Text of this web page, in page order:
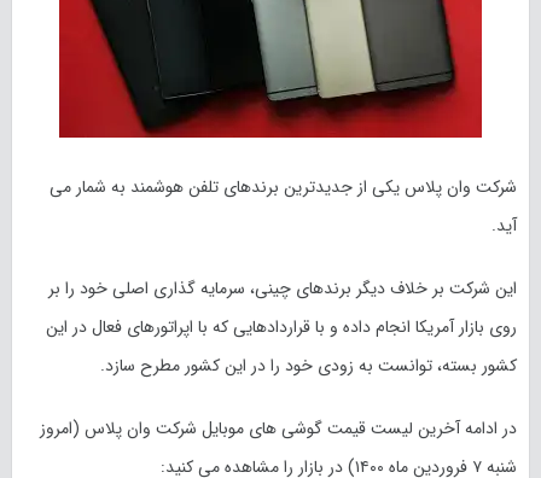
شرکت وان پلاس یکی از جدیدترین برندهای تلفن هوشمند به شمار می
آید.
این شرکت بر خلاف دیگر برندهای چینی، سرمایه گذاری اصلی خود را بر
روی بازار آمریکا انجام داده و با قراردادهایی که با اپراتورهای فعال در این
کشور بسته، توانست به زودی خود را در این کشور مطرح سازد.
در ادامه آخرین لیست قیمت گوشی های موبایل شرکت وان پلاس (امروز
شنبه ۷ فروردین ماه ۱۴۰۰) در بازار را مشاهده می کنید: